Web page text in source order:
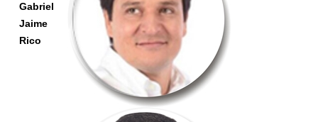
Gabriel
Jaime
Rico